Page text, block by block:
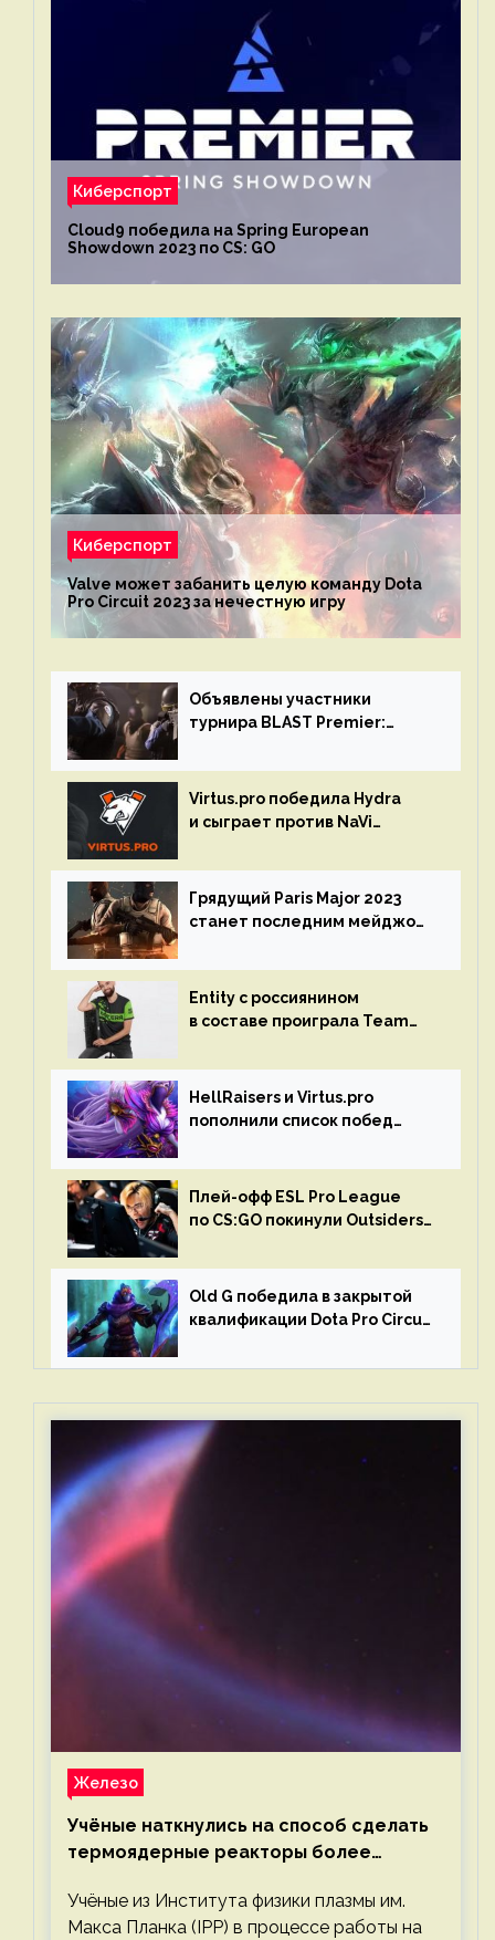
Киберспорт
Cloud9 победила на Spring European
Showdown 2023 по CS: GO
Киберспорт
Valve может забанить целую команду Dota
Pro Circuit 2023 за нечестную игру
Объявлены участники
турнира BLAST Premier:
Virtus.pro победила Hydra
и сыграет против NaVi
Грядущий Paris Major 2023
станет последним мейджор-
Entity с россиянином
в составе проиграла Team
HellRaisers и Virtus.pro
пополнили список побед
Плей-офф ESL Pro League
по CS:GO покинули Outsiders
Old G победила в закрытой
квалификации Dota Pro Circuit
Железо
Учёные наткнулись на способ сделать
термоядерные реакторы более
Учёные из Института физики плазмы им.
Макса Планка (IPP) в процессе работы на